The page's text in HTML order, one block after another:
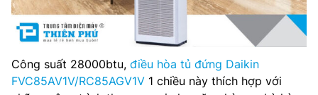
Công suất 28000btu, điều hòa tủ đứng Daikin
FVC85AV1V/RC85AGV1V 1 chiều này thích hợp với